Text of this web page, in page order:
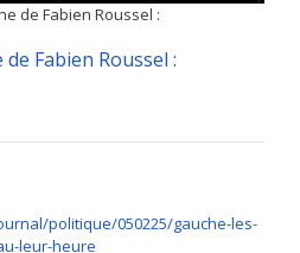
de Fabien Roussel :
Fabien Roussel :
politique/050225/gauche-les-
leur-heure